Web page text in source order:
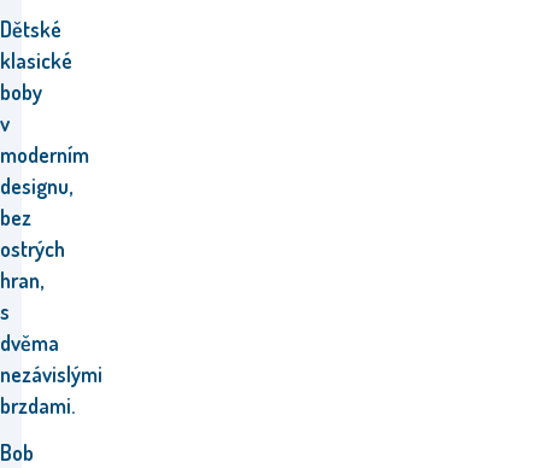
Dětské
klasické
boby
v
moderním
designu,
bez
ostrých
hran,
s
dvěma
nezávislými
brzdami.
Bob